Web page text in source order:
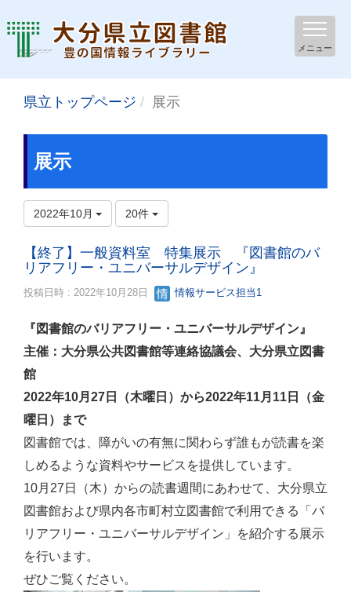
メニュー
県立トップページ 展示
展示
2022年10月 20件
【終了】一般資料室 特集展示 『図書館のバ
リアフリー・ユニバーサルデザイン』
投稿日時 : 2022年10月28日 情報サービス担当1
『図書館のバリアフリー・ユニバーサルデザイン』
主催：大分県公共図書館等連絡協議会、大分県立図書
館
2022年10月27日（木曜日）から2022年11月11日（金
曜日）まで
図書館では、障がいの有無に関わらず誰もが読書を楽
しめるような資料やサービスを提供しています。
10月27日（木）からの読書週間にあわせて、大分県立
図書館および県内各市町村立図書館で利用できる「バ
リアフリー・ユニバーサルデザイン」を紹介する展示
を行います。
ぜひご覧ください。